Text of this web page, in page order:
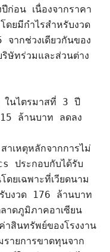
ก่อน เนื่องจากราคา
ยมีกำไรสำหรับงวด
ากช่วงเดียวกันของ
ษัทร่วมและส่วนต่าง
ในไตรมาสที่ 3 ปี
ล้านบาท ลดลง
าเหตุหลักจากการไม่
ประกอบกับได้รับ
ยเฉพาะที่เวียดนาม
บงวด 176 ล้านบาท
าดภูมิภาคอาเซียน
าสินทรัพย์ของโรงงาน
ายการขาดทุนจาก